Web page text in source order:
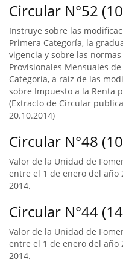
Circular N°52
Instruye sobre las
Primera Categoría, la
vigencia y sobre las
Provisionales Mensuales
Categoría, a raíz de las
sobre Impuesto a la Renta
(Extracto de Circular
20.10.2014)
Circular N°48
Valor de la Unidad de
entre el 1 de enero del año
2014.
Circular N°44
Valor de la Unidad de
entre el 1 de enero del año
2014.